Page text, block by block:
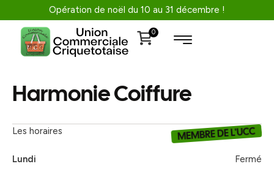
Opération de noël du 10 au 31 décembre !
0
Harmonie Coiffure
MEMBRE DE L'UCC
Les horaires
Lundi Fermé